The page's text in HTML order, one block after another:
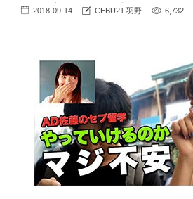
たいと考えたとき、「留学の経験を
社の人事の目線か...
2018-09-14 CEBU21 羽野 6,732